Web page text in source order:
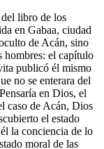
libro de los
en Gabaa, ciudad
de Acán, sino
hombres: el capítulo
publicó él mismo
no se enterara del
en Dios, el
caso de Acán, Dios
el estado
la conciencia de lo
moral de las